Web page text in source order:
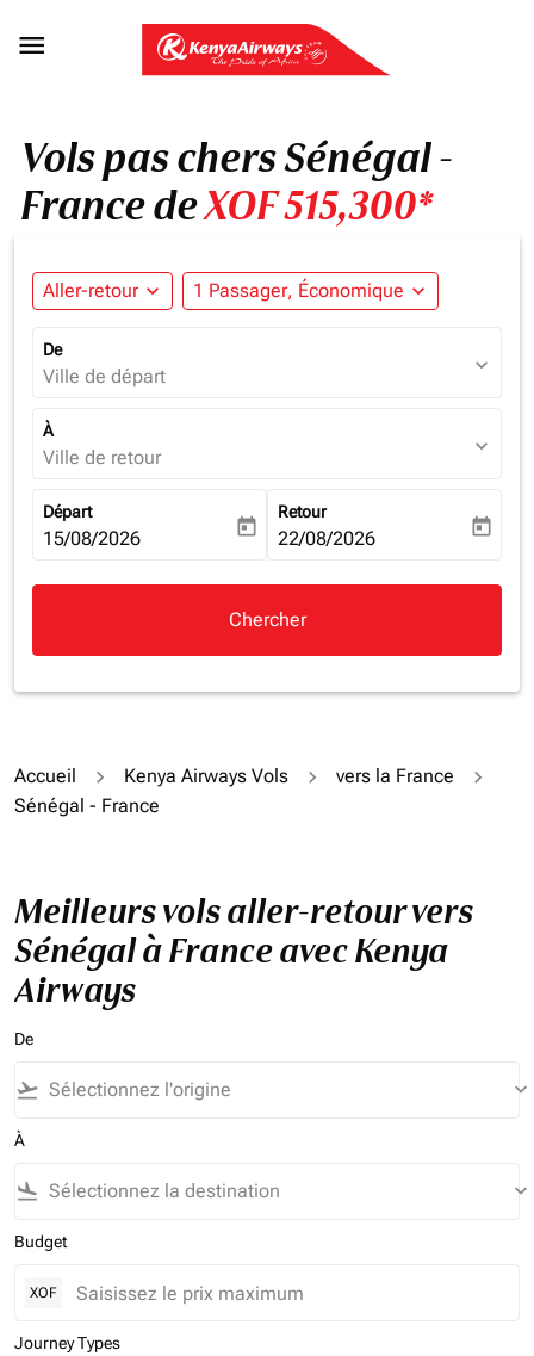

Vols pas chers Sénégal -
France deXOF 515,300*
Aller-retour expand_more 1 Passager, Économique expand_more
De
Ville de départ expand_more
À
Ville de retour expand_more
Départ
fc-booking-departure-date-aria-label
15/08/2026 today
Retour
fc-booking-return-date-aria-
22/08/2026 today
Chercher
Accueil Kenya Airways Vols
vers la France
Sénégal - France
Meilleurs vols aller-retour vers
Sénégal à France avec Kenya
Airways
De
flight_takeoff keyboard_arrow_down
À
flight_land keyboard_arrow_down
Budget
XOF
Journey Types